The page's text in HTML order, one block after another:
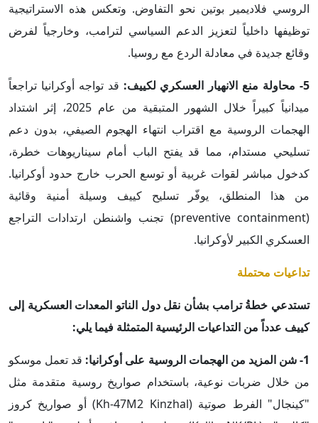
الروسي فلاديمير بوتين نحو التفاوض. وتعكس هذه الاستراتيجية
توظيفها داخلياً لتعزيز الدعم السياسي لترامب، وخارجياً لفرض
وقائع جديدة في معادلة الردع مع روسيا.
5- محاولة منع الانهيار العسكري لكييف:
قد تواجه أوكرانيا تراجعاً
ميدانياً كبيراً خلال الشهور المتبقية من عام 2025، إثر اشتداد
الهجمات الروسية مع اقتراب انتهاء الهجوم الصيفي، بدون دعم
تسليحي مستدام، مما قد يفتح الباب أمام سيناريوهات خطرة،
كدخول مباشر لقوات غربية أو توسع الحرب خارج حدود أوكرانيا.
من هذا المنطلق، يوفّر تسليح كييف وسيلة أمنية وقائية
(preventive containment) تجنب واشنطن ارتدادات التراجع
العسكري الكبير لأوكرانيا.
تداعيات محتملة
تستدعي خطةُ ترامب بشأن نقل دول الناتو المعدات العسكرية إلى
كييف عدداً من التداعيات الرئيسية المتمثلة فيما يلي:
1- شن المزيد من الهجمات الروسية على أوكرانيا:
قد تعمل موسكو
من خلال ضربات نوعية، باستخدام صواريخ روسية متقدمة مثل
"كينجال" الفرط صوتية (Kh-47M2 Kinzhal) أو صواريخ كروز